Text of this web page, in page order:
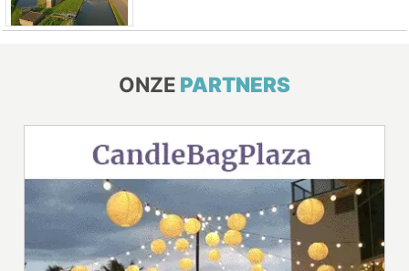
ONZE PARTNERS